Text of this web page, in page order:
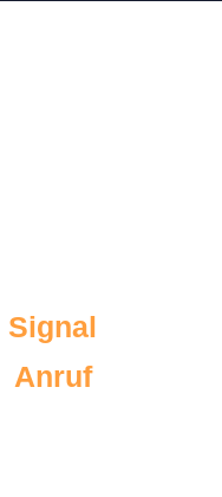
Signal
Anruf